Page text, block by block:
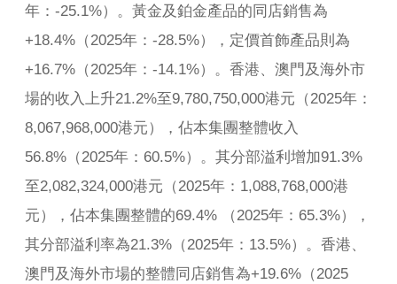
年：-25.1%）。黃金及鉑金產品的同店銷售為
+18.4%（2025年：-28.5%），定價首飾產品則為
+16.7%（2025年：-14.1%）。香港、澳門及海外市
場的收入上升21.2%至9,780,750,000港元（2025年：
8,067,968,000港元），佔本集團整體收入
56.8%（2025年：60.5%）。其分部溢利增加91.3%
至2,082,324,000港元（2025年：1,088,768,000港
元），佔本集團整體的69.4% （2025年：65.3%），
其分部溢利率為21.3%（2025年：13.5%）。香港、
澳門及海外市場的整體同店銷售為+19.6%（2025